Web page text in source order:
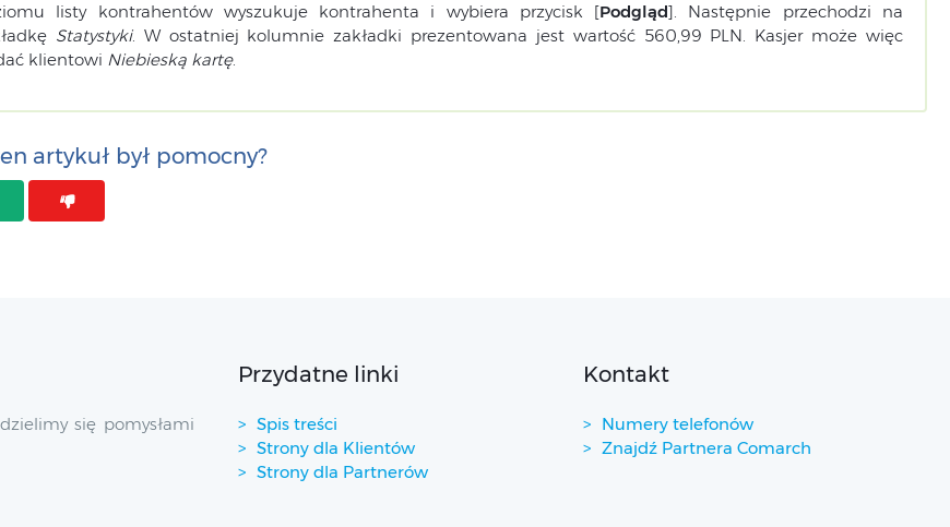
listy kontrahentów wyszukuje kontrahenta i wybiera przycisk [Podgląd]. Następnie przechodzi na
Statystyki. W ostatniej kolumnie zakładki prezentowana jest wartość 560,99 PLN. Kasjer może więc
klientowi Niebieską kartę.
artykuł był pomocny?
się pomysłami
Przydatne linki
Spis treści
Strony dla Klientów
Strony dla Partnerów
Kontakt
Numery telefonów
Znajdź Partnera Comarch